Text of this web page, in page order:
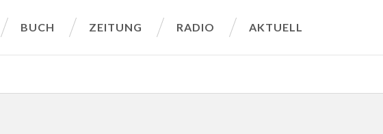
BUCH ZEITUNG RADIO AKTUELL